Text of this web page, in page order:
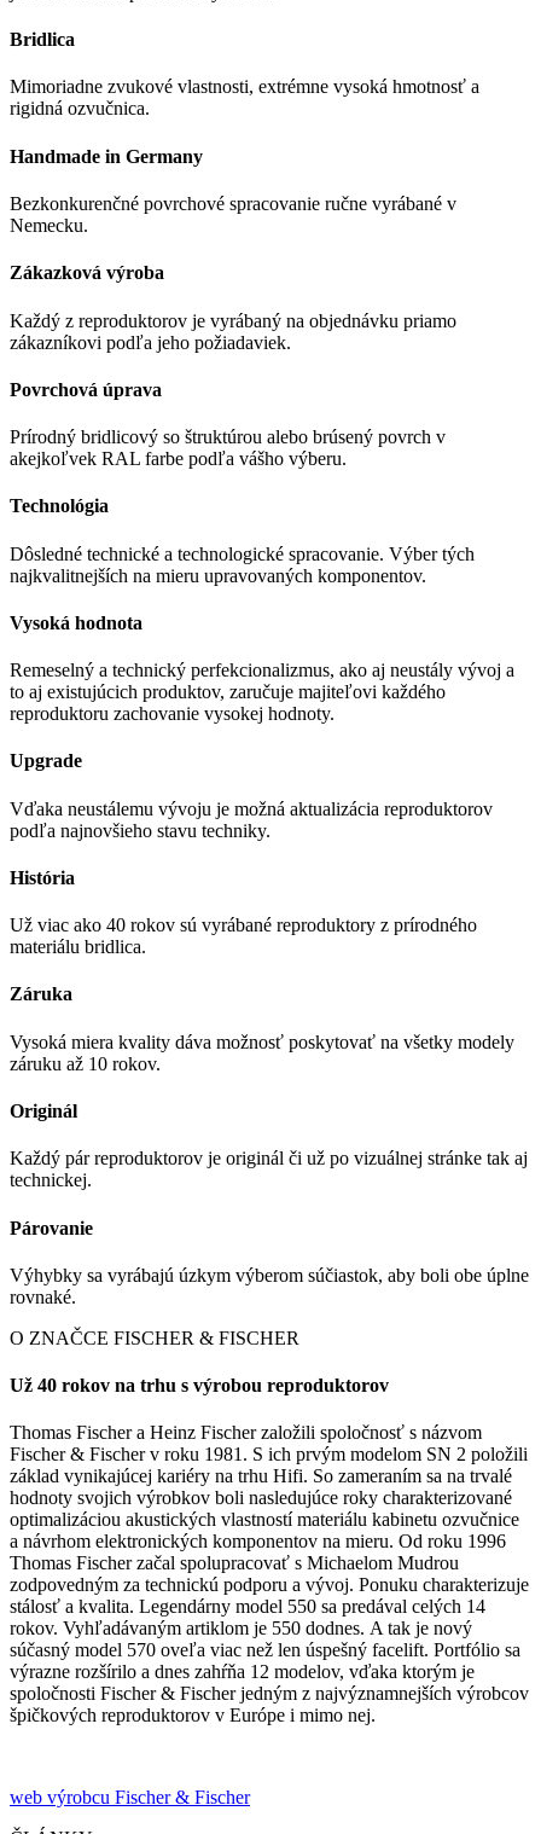
Bridlica
Mimoriadne zvukové vlastnosti, extrémne vysoká hmotnosť a
rigidná ozvučnica.
Handmade in Germany
Bezkonkurenčné povrchové spracovanie ručne vyrábané v
Nemecku.
Zákazková výroba
Každý z reproduktorov je vyrábaný na objednávku priamo
zákazníkovi podľa jeho požiadaviek.
Povrchová úprava
Prírodný bridlicový so štruktúrou alebo brúsený povrch v
akejkoľvek RAL farbe podľa vášho výberu.
Technológia
Dôsledné technické a technologické spracovanie. Výber tých
najkvalitnejších na mieru upravovaných komponentov.
Vysoká hodnota
Remeselný a technický perfekcionalizmus, ako aj neustály vývoj a
to aj existujúcich produktov, zaručuje majiteľovi každého
reproduktoru zachovanie vysokej hodnoty.
Upgrade
Vďaka neustálemu vývoju je možná aktualizácia reproduktorov
podľa najnovšieho stavu techniky.
História
Už viac ako 40 rokov sú vyrábané reproduktory z prírodného
materiálu bridlica.
Záruka
Vysoká miera kvality dáva možnosť poskytovať na všetky modely
záruku až 10 rokov.
Originál
Každý pár reproduktorov je originál či už po vizuálnej stránke tak aj
technickej.
Párovanie
Výhybky sa vyrábajú úzkym výberom súčiastok, aby boli obe úplne
rovnaké.
O ZNAČCE FISCHER & FISCHER
Už 40 rokov na trhu s výrobou reproduktorov
Thomas Fischer a Heinz Fischer založili spoločnosť s názvom
Fischer & Fischer v roku 1981. S ich prvým modelom SN 2 položili
základ vynikajúcej kariéry na trhu Hifi. So zameraním sa na trvalé
hodnoty svojich výrobkov boli nasledujúce roky charakterizované
optimalizáciou akustických vlastností materiálu kabinetu ozvučnice
a návrhom elektronických komponentov na mieru. Od roku 1996
Thomas Fischer začal spolupracovať s Michaelom Mudrou
zodpovedným za technickú podporu a vývoj. Ponuku charakterizuje
stálosť a kvalita. Legendárny model 550 sa predával celých 14
rokov. Vyhľadávaným artiklom je 550 dodnes. A tak je nový
súčasný model 570 oveľa viac než len úspešný facelift. Portfólio sa
výrazne rozšírilo a dnes zahŕňa 12 modelov, vďaka ktorým je
spoločnosti Fischer & Fischer jedným z najvýznamnejších výrobcov
špičkových reproduktorov v Európe i mimo nej.
web výrobcu Fischer & Fischer